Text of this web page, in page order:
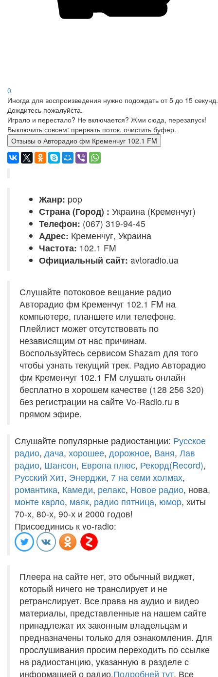
0
Иногда для воспроизведения нужно подождать от 5 до 15 секунд.
Дождитесь пожалуйста.
Играло и перестало? Не включается? Жми сюда, перезапуск!
Выключить совсем: прервать поток, очистить буфер.
Отзывы о Авторадио фм Кременчуг 102.1 FM
Жанр: pop
Страна (Город) : Украина (Кременчуг)
Телефон: (067) 319-94-45
Адрес: Кременчуг, Украина
Частота: 102.1 FM
Официальный сайт: avtoradio.ua
Слушайте потоковое вещание радио
Авторадио фм Кременчуг 102.1 FM на
компьютере, планшете или телефоне.
Плейлист может отсутствовать по
независящим от нас причинам.
Воспользуйтесь сервисом Shazam для того
чтобы узнать текущий трек. Радио Авторадио
фм Кременчуг 102.1 FM слушать онлайн
бесплатно в хорошем качестве (128 256 320)
без регистрации на сайте Vo-Radio.ru в
прямом эфире.
Слушайте популярные радиостанции: Русское
радио, дача, хорошее, дорожное, Ваня, Лав
радио, Шансон, Европа плюс, Рекорд(Record),
Русский Хит, Энерджи, 7 на семи холмах,
романтика, Камеди, релакс, Новое радио, нова,
монте карло, маяк, радио пятница, юмор, хиты
70-х, 80-х, 90-х и 2000 годов!
Присоединись к vo-radio:
Плеера на сайте нет, это обычный виджет,
который ничего не транслирует и не
ретранслирует. Все права на аудио и видео
материалы, представленные на нашем сайте
принадлежат их законным владельцам и
предназначены только для ознакомления. Для
прослушивания просим переходить по ссылке
на радиостанцию, указанную в разделе с
информацией о радио.Подробней тут. Все